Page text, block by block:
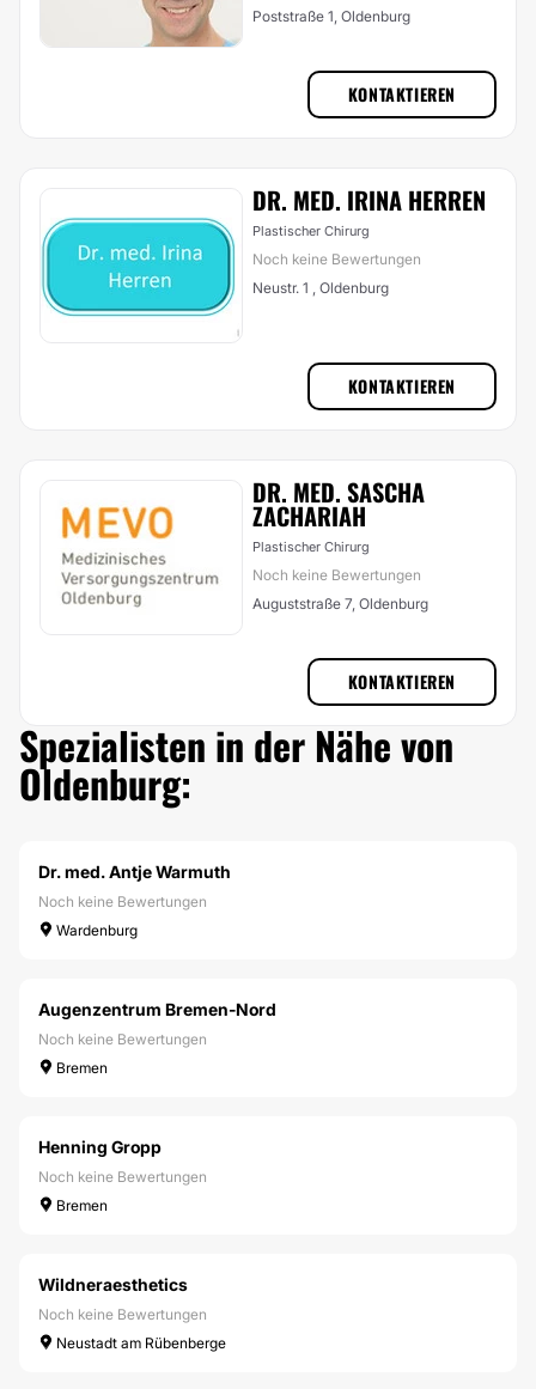
Poststraße 1, Oldenburg
KONTAKTIEREN
DR. MED. IRINA HERREN
Plastischer Chirurg
Noch keine Bewertungen
Neustr. 1 , Oldenburg
KONTAKTIEREN
DR. MED. SASCHA
ZACHARIAH
Plastischer Chirurg
Noch keine Bewertungen
Auguststraße 7, Oldenburg
KONTAKTIEREN
Spezialisten in der Nähe von
Oldenburg:
Dr. med. Antje Warmuth
Noch keine Bewertungen
Wardenburg
Augenzentrum Bremen-Nord
Noch keine Bewertungen
Bremen
Henning Gropp
Noch keine Bewertungen
Bremen
Wildneraesthetics
Noch keine Bewertungen
Neustadt am Rübenberge